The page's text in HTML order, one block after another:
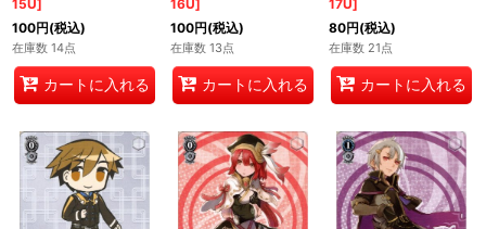
15U]
100円(税込)
在庫数 14点
カートに入れる
16U]
100円(税込)
在庫数 13点
カートに入れる
17U]
80円(税込)
在庫数 21点
カートに入れる